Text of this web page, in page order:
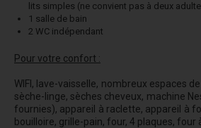
lits simples (ne convient pas à deux
1 salle de bain
2 WC indépendant
Pour votre confort :
WIFI, lave-vaisselle, nombreux espaces
sèche-linge, sèches cheveux, machine
fournies), appareil à raclette, appareil à
bouilloire, grille-pain, four, 4 plaques, four